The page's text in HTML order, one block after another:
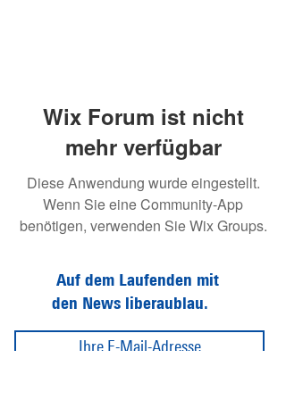
Wix Forum ist nicht
mehr verfügbar
Diese Anwendung wurde eingestellt.
Wenn Sie eine Community-App
benötigen, verwenden Sie Wix Groups.
Auf dem Laufenden mit
den News liberaublau.